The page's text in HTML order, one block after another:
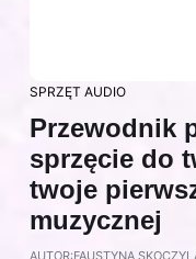
SPRZĘT AUDIO
Przewodnik
sprzęcie do
twoje
muzycznej
AUTOR:FAUSTYNA